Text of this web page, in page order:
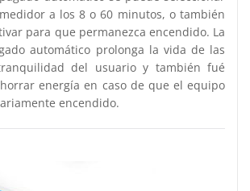
a los 8 o 60 minutos, o también
para que permanezca encendido. La
automático prolonga la vida de las
del usuario y también fué
energía en caso de que el equipo
encendido.